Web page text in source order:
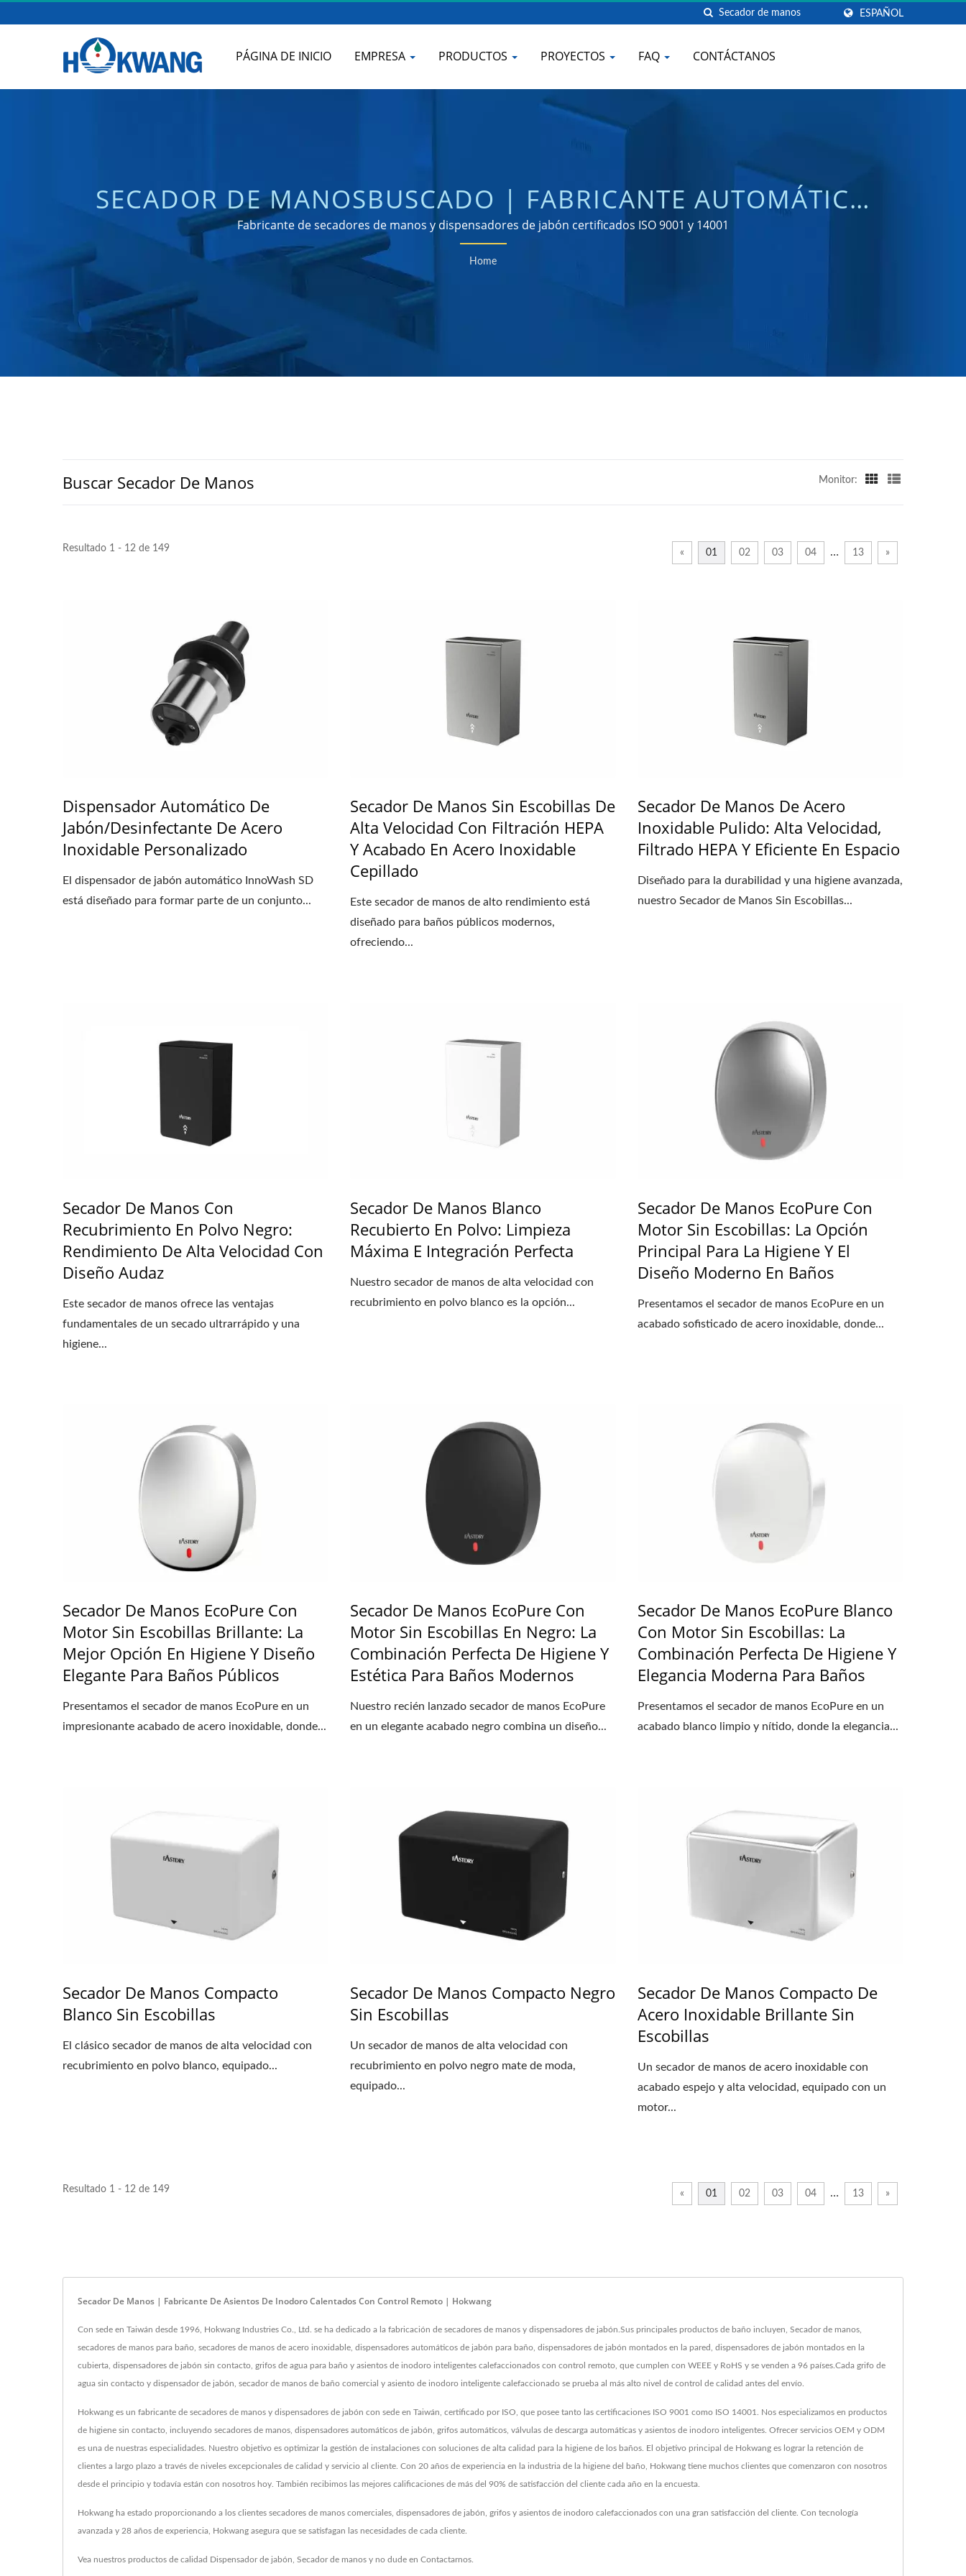
ESPAÑOL
PÁGINA DE INICIO EMPRESA PRODUCTOS PROYECTOS FAQ CONTÁCTANOS
SECADOR DE MANOSBUSCADO | FABRICANTE AUTOMÁTICO
DE DISPENSADORES DE JABÓN COMERCIAL | HOKWANG
Fabricante de secadores de manos y dispensadores de jabón certificados ISO 9001 y 14001
Home
Buscar Secador De Manos Monitor:
Resultado 1 - 12 de 149 « 01 02 03 04 … 13 »
Dispensador Automático De
Jabón/desinfectante De Acero
Inoxidable Personalizado
El dispensador de jabón automático InnoWash SD
está diseñado para formar parte de un conjunto...
Secador De Manos Sin Escobillas De
Alta Velocidad Con Filtración HEPA
Y Acabado En Acero Inoxidable
Cepillado
Este secador de manos de alto rendimiento está
diseñado para baños públicos modernos,
ofreciendo...
Secador De Manos De Acero
Inoxidable Pulido: Alta Velocidad,
Filtrado HEPA Y Eficiente En Espacio
Diseñado para la durabilidad y una higiene avanzada,
nuestro Secador de Manos Sin Escobillas...
Secador De Manos Con
Recubrimiento En Polvo Negro:
Rendimiento De Alta Velocidad Con
Diseño Audaz
Este secador de manos ofrece las ventajas
fundamentales de un secado ultrarrápido y una
higiene...
Secador De Manos Blanco
Recubierto En Polvo: Limpieza
Máxima E Integración Perfecta
Nuestro secador de manos de alta velocidad con
recubrimiento en polvo blanco es la opción...
Secador De Manos EcoPure Con
Motor Sin Escobillas: La Opción
Principal Para La Higiene Y El
Diseño Moderno En Baños
Presentamos el secador de manos EcoPure en un
acabado sofisticado de acero inoxidable, donde...
Secador De Manos EcoPure Con
Motor Sin Escobillas Brillante: La
Mejor Opción En Higiene Y Diseño
Elegante Para Baños Públicos
Presentamos el secador de manos EcoPure en un
impresionante acabado de acero inoxidable, donde...
Secador De Manos EcoPure Con
Motor Sin Escobillas En Negro: La
Combinación Perfecta De Higiene Y
Estética Para Baños Modernos
Nuestro recién lanzado secador de manos EcoPure
en un elegante acabado negro combina un diseño...
Secador De Manos EcoPure Blanco
Con Motor Sin Escobillas: La
Combinación Perfecta De Higiene Y
Elegancia Moderna Para Baños
Presentamos el secador de manos EcoPure en un
acabado blanco limpio y nítido, donde la elegancia...
Secador De Manos Compacto
Blanco Sin Escobillas
El clásico secador de manos de alta velocidad con
recubrimiento en polvo blanco, equipado...
Secador De Manos Compacto Negro
Sin Escobillas
Un secador de manos de alta velocidad con
recubrimiento en polvo negro mate de moda,
equipado...
Secador De Manos Compacto De
Acero Inoxidable Brillante Sin
Escobillas
Un secador de manos de acero inoxidable con
acabado espejo y alta velocidad, equipado con un
motor...
Resultado 1 - 12 de 149 « 01 02 03 04 … 13 »
Secador De Manos | Fabricante De Asientos De Inodoro Calentados Con Control Remoto | Hokwang
Con sede en Taiwán desde 1996, Hokwang Industries Co., Ltd. se ha dedicado a la fabricación de secadores de manos y dispensadores de jabón.Sus principales productos de baño incluyen, Secador de manos,
secadores de manos para baño, secadores de manos de acero inoxidable, dispensadores automáticos de jabón para baño, dispensadores de jabón montados en la pared, dispensadores de jabón montados en la
cubierta, dispensadores de jabón sin contacto, grifos de agua para baño y asientos de inodoro inteligentes calefaccionados con control remoto, que cumplen con WEEE y RoHS y se venden a 96 países.Cada grifo de
agua sin contacto y dispensador de jabón, secador de manos de baño comercial y asiento de inodoro inteligente calefaccionado se prueba al más alto nivel de control de calidad antes del envío.
Hokwang es un fabricante de secadores de manos y dispensadores de jabón con sede en Taiwán, certificado por ISO, que posee tanto las certificaciones ISO 9001 como ISO 14001. Nos especializamos en productos
de higiene sin contacto, incluyendo secadores de manos, dispensadores automáticos de jabón, grifos automáticos, válvulas de descarga automáticas y asientos de inodoro inteligentes. Ofrecer servicios OEM y ODM
es una de nuestras especialidades. Nuestro objetivo es optimizar la gestión de instalaciones con soluciones de alta calidad para la higiene de los baños. El objetivo principal de Hokwang es lograr la retención de
clientes a largo plazo a través de niveles excepcionales de calidad y servicio al cliente. Con 20 años de experiencia en la industria de la higiene del baño, Hokwang tiene muchos clientes que comenzaron con nosotros
desde el principio y todavía están con nosotros hoy. También recibimos las mejores calificaciones de más del 90% de satisfacción del cliente cada año en la encuesta.
Hokwang ha estado proporcionando a los clientes secadores de manos comerciales, dispensadores de jabón, grifos y asientos de inodoro calefaccionados con una gran satisfacción del cliente. Con tecnología
avanzada y 28 años de experiencia, Hokwang asegura que se satisfagan las necesidades de cada cliente.
Vea nuestros productos de calidad Dispensador de jabón Secador de manos y no dude en Contactarnos